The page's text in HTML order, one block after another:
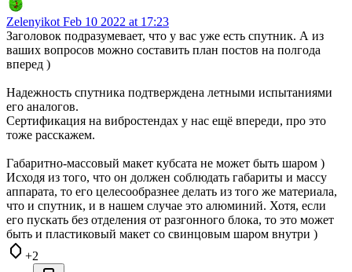
Zelenyikot Feb 10 2022 at 17:23
Заголовок подразумевает, что у вас уже есть спутник. А из
ваших вопросов можно составить план постов на полгода
вперед )
Надежность спутника подтверждена летными испытаниями
его аналогов.
Сертификация на вибростендах у нас ещё впереди, про это
тоже расскажем.
Габаритно-массовый макет кубсата не может быть шаром )
Исходя из того, что он должен соблюдать габариты и массу
аппарата, то его целесообразнее делать из того же материала,
что и спутник, и в нашем случае это алюминий. Хотя, если
его пускать без отделения от разгонного блока, то это может
быть и пластиковый макет со свинцовым шаром внутри )
+2